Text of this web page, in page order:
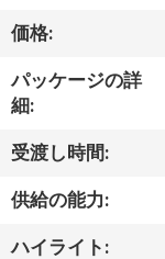
し
た
ち
に
つ
い
価格:
パッケージの詳
細:
受渡し時間:
供給の能力:
ハイライト: